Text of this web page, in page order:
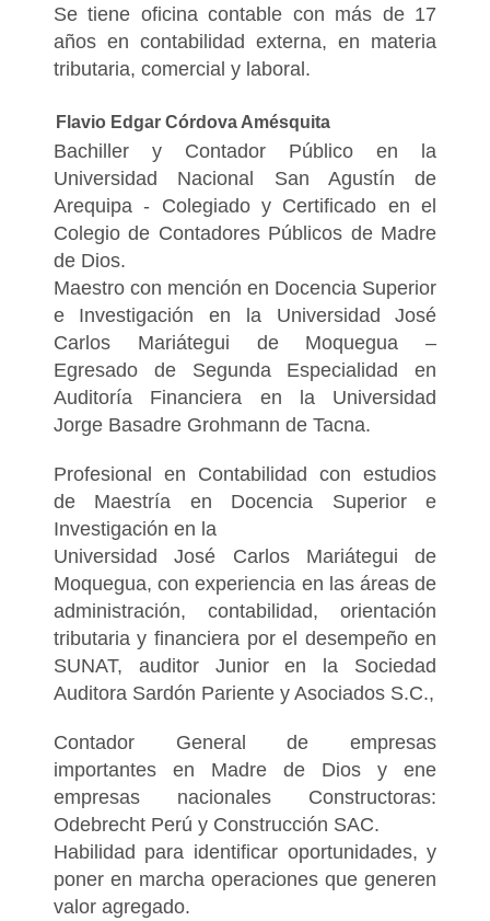
Se tiene oficina contable con más de 17
años en contabilidad externa, en materia
tributaria, comercial y laboral.
Flavio Edgar Córdova Amésquita
Bachiller y Contador Público en la
Universidad Nacional San Agustín de
Arequipa - Colegiado y Certificado en el
Colegio de Contadores Públicos de Madre
de Dios.
Maestro con mención en Docencia Superior
e Investigación en la Universidad José
Carlos Mariátegui de Moquegua –
Egresado de Segunda Especialidad en
Auditoría Financiera en la Universidad
Jorge Basadre Grohmann de Tacna.
Profesional en Contabilidad con estudios
de Maestría en Docencia Superior e
Investigación en la
Universidad José Carlos Mariátegui de
Moquegua, con experiencia en las áreas de
administración, contabilidad, orientación
tributaria y financiera por el desempeño en
SUNAT, auditor Junior en la Sociedad
Auditora Sardón Pariente y Asociados S.C.,
Contador General de empresas
importantes en Madre de Dios y ene
empresas nacionales Constructoras:
Odebrecht Perú y Construcción SAC.
Habilidad para identificar oportunidades, y
poner en marcha operaciones que generen
valor agregado.